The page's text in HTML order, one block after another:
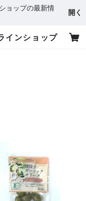
ョップの最新情
開く
インショップ